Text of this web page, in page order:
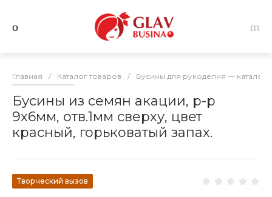
Главная / Каталог товаров / Бусины для рукоделия — каталог
Бусины из семян акации, р-р
9х6мм, отв.1мм сверху, цвет
красный, горьковатый запах.
Творческий вызов